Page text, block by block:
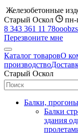
Железобетонные
Старый Оскол
пн-
8 343 361 11 78
Перезвоните мне
Каталог товаровО
производство
Старый Оскол
Балки,
Балки
здания